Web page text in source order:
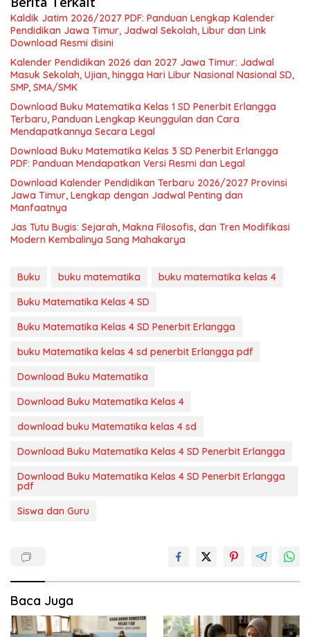
Kaldik Jatim 2026/2027 PDF: Panduan Lengkap Kalender
Pendidikan Jawa Timur, Jadwal Sekolah, Libur dan Link
Download Resmi disini
Kalender Pendidikan 2026 dan 2027 Jawa Timur: Jadwal
Masuk Sekolah, Ujian, hingga Hari Libur Nasional Nasional SD,
SMP, SMA/SMK
Download Buku Matematika Kelas 1 SD Penerbit Erlangga
Terbaru, Panduan Lengkap Keunggulan dan Cara
Mendapatkannya Secara Legal
Download Buku Matematika Kelas 3 SD Penerbit Erlangga
PDF: Panduan Mendapatkan Versi Resmi dan Legal
Download Kalender Pendidikan Terbaru 2026/2027 Provinsi
Jawa Timur, Lengkap dengan Jadwal Penting dan
Manfaatnya
Jas Tutu Bugis: Sejarah, Makna Filosofis, dan Tren Modifikasi
Modern Kembalinya Sang Mahakarya
Buku buku matematika
buku matematika kelas 4
Buku Matematika Kelas 4 SD
Buku Matematika Kelas 4 SD Penerbit Erlangga
buku Matematika kelas 4 sd penerbit Erlangga pdf
Download Buku Matematika
Download Buku Matematika Kelas 4
download buku Matematika kelas 4 sd
Download Buku Matematika Kelas 4 SD Penerbit Erlangga
Download Buku Matematika Kelas 4 SD Penerbit Erlangga
pdf
Siswa dan Guru
Baca Juga